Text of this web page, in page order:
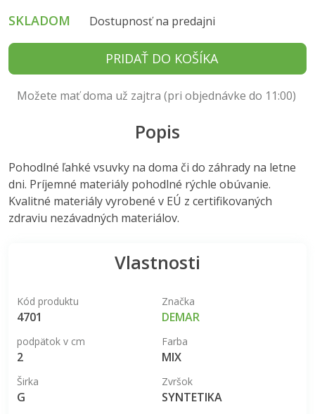
SKLADOM Dostupnosť na predajni
PRIDAŤ DO KOŠÍKA
Možete mať doma už zajtra (pri objednávke do 11:00)
Popis
Pohodlné ľahké vsuvky na doma či do záhrady na letne
dni. Príjemné materiály pohodlné rýchle obúvanie.
Kvalitné materiály vyrobené v EÚ z certifikovaných
zdraviu nezávadných materiálov.
Vlastnosti
Kód produktu
4701
Značka
DEMAR
podpätok v cm
2
Farba
MIX
Širka
G
Zvršok
SYNTETIKA